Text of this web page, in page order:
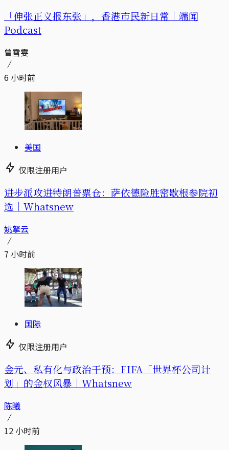
「伸张正义报东张」，香港市民新日常｜端闻
Podcast
曾雪雯
6 小时前
美国
仅限注册用户
进步派攻进特朗普票仓：萨依德险胜密歇根参院初
选｜Whatsnew
姚拏云
7 小时前
国际
仅限注册用户
金元、私有化与政治干预：FIFA「世界杯公司计
划」的金权风暴｜Whatsnew
陈曦
12 小时前